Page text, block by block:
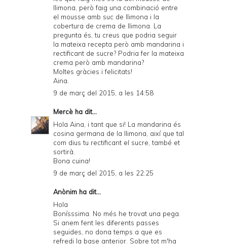
llimona, però faig una combinació entre
el mousse amb suc de llimona i la
cobertura de crema de llimona. La
pregunta és, tu creus que podria seguir
la mateixa recepta però amb mandarina i
rectificant de sucre? Podria fer la mateixa
crema però amb mandarina?
Moltes gràcies i felicitats!
Aina.
9 de març del 2015, a les 14:58
Mercè ha dit...
Hola Aina, i tant que si! La mandarina és
cosina germana de la llimona, així que tal
com dius tu rectificant el sucre, també et
sortirà.
Bona cuina!
9 de març del 2015, a les 22:25
Anònim ha dit...
Hola
Bonísssima. No més he trovat una pega.
Si anem fent les diferents passes
seguides, no dona temps a que es
refredi la base anterior. Sobre tot m'ha